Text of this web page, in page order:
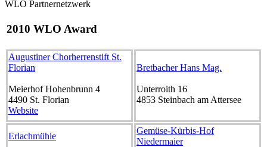
WLO Partnernetzwerk
2010 WLO Award
Augustiner Chorherrenstift St.
Florian
Meierhof Hohenbrunn 4
4490 St. Florian
Website
Bretbacher Hans Mag.
Unterroith 16
4853 Steinbach am Attersee
Erlachmühle
Gemüse-Kürbis-Hof
Niedermaier